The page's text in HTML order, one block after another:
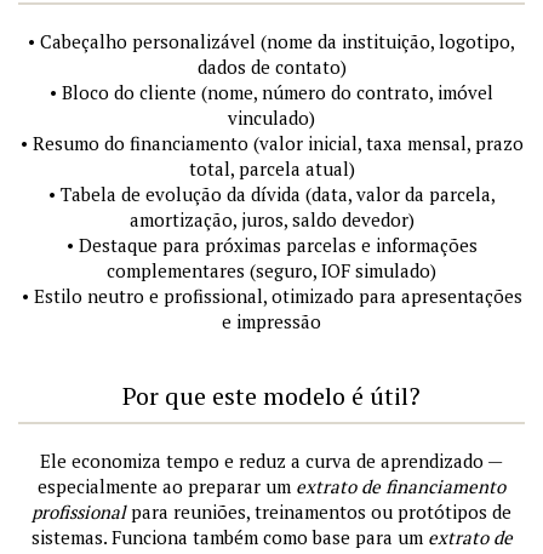
• Cabeçalho personalizável (nome da instituição, logotipo,
dados de contato)
• Bloco do cliente (nome, número do contrato, imóvel
vinculado)
• Resumo do financiamento (valor inicial, taxa mensal, prazo
total, parcela atual)
• Tabela de evolução da dívida (data, valor da parcela,
amortização, juros, saldo devedor)
• Destaque para próximas parcelas e informações
complementares (seguro, IOF simulado)
• Estilo neutro e profissional, otimizado para apresentações
e impressão
Por que este modelo é útil?
Ele economiza tempo e reduz a curva de aprendizado —
especialmente ao preparar um extrato de financiamento
profissionalpara reuniões, treinamentos ou protótipos de
sistemas. Funciona também como base para um extrato de